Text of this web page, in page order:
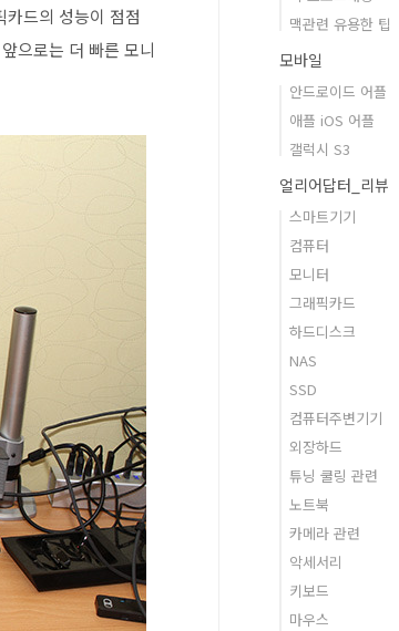
드의 성능이 점점
으로는 더 빠른 모니
맥관련 유용한 팁
모바일
안드로이드 어플
애플 iOS 어플
갤럭시 S3
얼리어답터_리뷰
스마트기기
컴퓨터
모니터
그래픽카드
하드디스크
NAS
SSD
컴퓨터주변기기
외장하드
튜닝 쿨링 관련
노트북
카메라 관련
악세서리
키보드
마우스